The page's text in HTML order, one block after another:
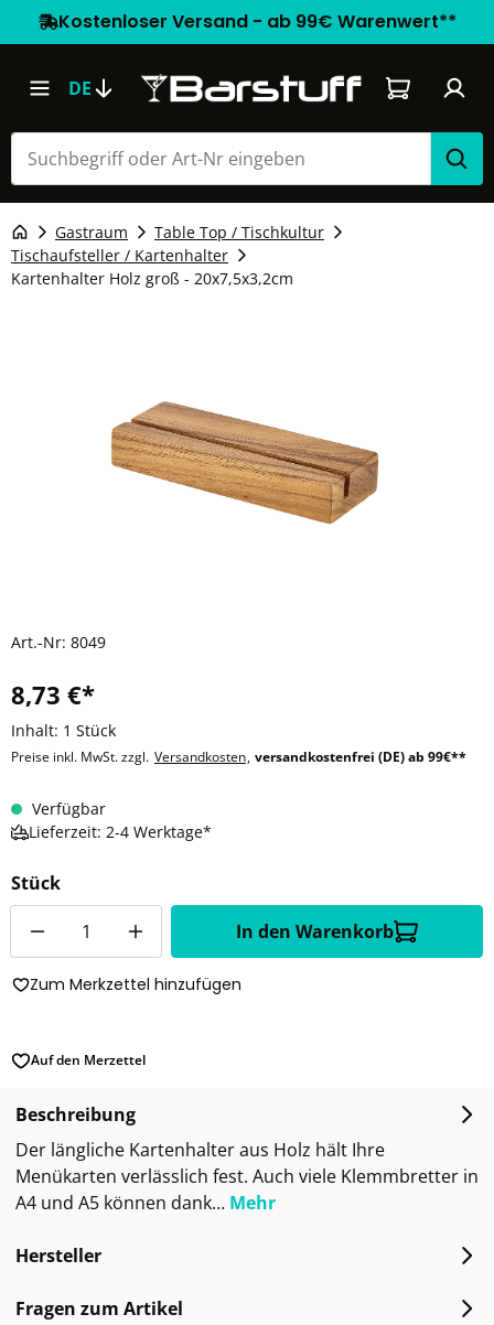
Kostenloser Versand - ab 99€ Warenwert**
DE Warenkorb
Gastraum
Table Top / Tischkultur
Tischaufsteller / Kartenhalter
Kartenhalter Holz groß - 20x7,5x3,2cm
Art.-Nr: 8049
8,73 €*
Inhalt: 1 Stück
Preise inkl. MwSt. zzgl. Versandkosten, versandkostenfrei (DE) ab 99€**
Verfügbar
Lieferzeit: 2-4 Werktage*
Stück
In den Warenkorb
Zum Merkzettel hinzufügen
Auf den Merzettel
Beschreibung
Der längliche Kartenhalter aus Holz hält Ihre
Menükarten verlässlich fest. Auch viele Klemmbretter in
A4 und A5 können dank… Mehr
Hersteller
Fragen zum Artikel